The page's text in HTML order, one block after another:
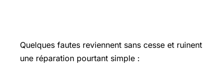
Quelques fautes reviennent sans cesse et ruinent
une réparation pourtant simple :